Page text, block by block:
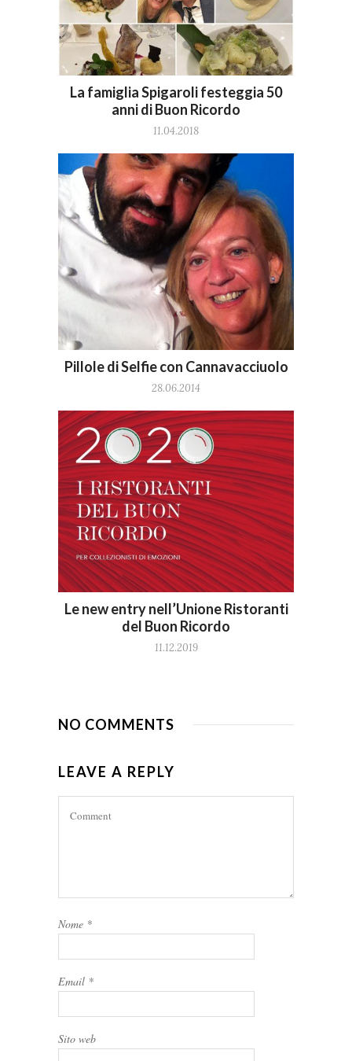
La famiglia Spigaroli festeggia 50
anni di Buon Ricordo
11.04.2018
Pillole di Selfie con Cannavacciuolo
28.06.2014
Le new entry nell’Unione Ristoranti
del Buon Ricordo
11.12.2019
NO COMMENTS
LEAVE A REPLY
Nome *
Email *
Sito web